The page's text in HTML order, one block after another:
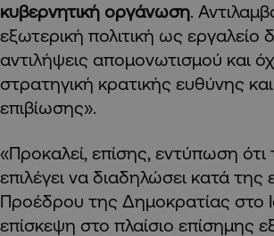
κυβερνητική οργάνωση.
εξωτερική πολιτική ως εργαλείο
αντιλήψεις απομονωτισμού και
στρατηγική κρατικής ευθύνης
επιβίωσης».
«Προκαλεί, επίσης, εντύπωση ότι
επιλέγει να διαδηλώσει κατά της
Προέδρου της Δημοκρατίας στο
επίσκεψη στο πλαίσιο επίσημης